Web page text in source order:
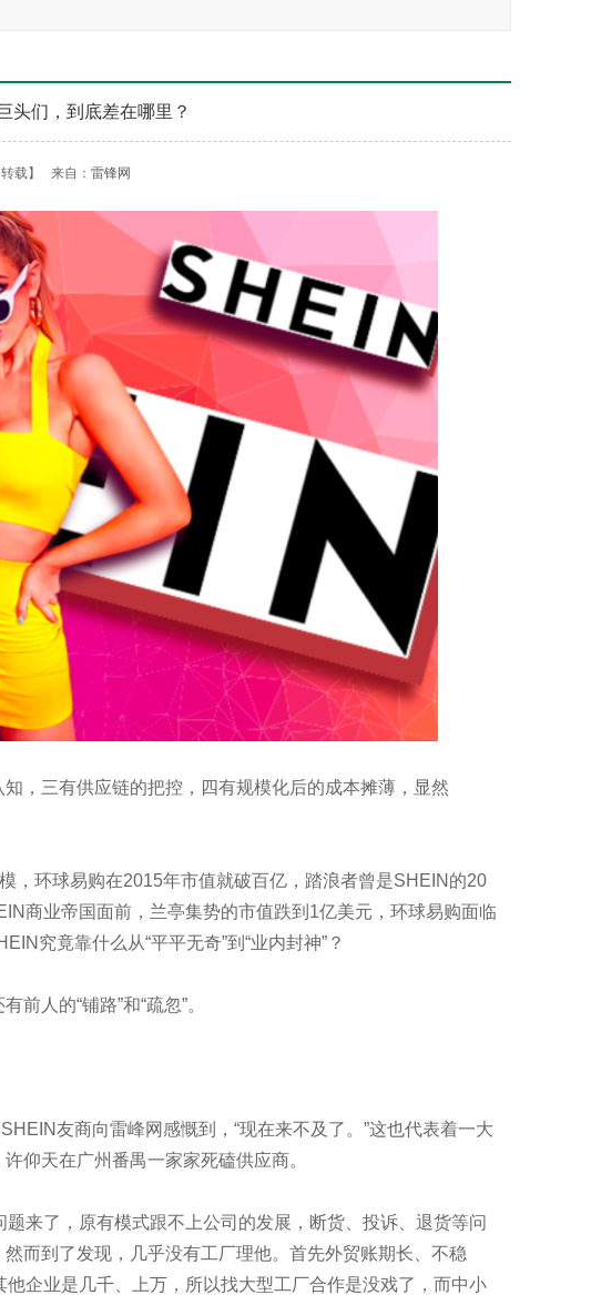
头们，到底差在哪里？
转载】 来自： 雷锋网
三有供应链的把控，四有规模化后的成本摊薄，显然
环球易购在2015年市值就破百亿，踏浪者曾是SHEIN的20
商业帝国面前，兰亭集势的市值跌到1亿美元，环球易购面临
究竟靠什么从“平平无奇”到“业内封神”？
人的“铺路”和“疏忽”。
友商向雷峰网感慨到，“现在来不及了。”这也代表着一大
仰天在广州番禺一家家死磕供应商。
了，原有模式跟不上公司的发展，断货、投诉、退货等问
而到了发现，几乎没有工厂理他。首先外贸账期长、不稳
企业是几千、上万，所以找大型工厂合作是没戏了，而中小